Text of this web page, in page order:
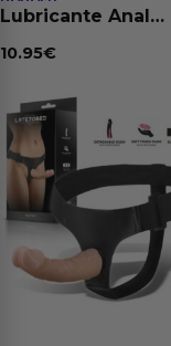
Lubricante Anal
Dilatación Base
10.95€